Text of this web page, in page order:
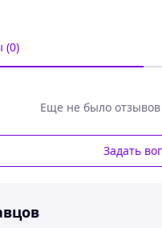
для крепления петли
необходимости
- 9.0мм
(0)
Еще не было отзывов
Задать